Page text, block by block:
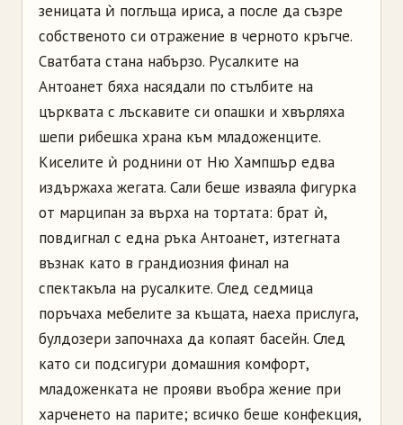
зеницата ѝ поглъща ириса, а после да съзре
собственото си отражение в черното кръгче.
Сватбата стана набързо. Русалките на
Антоанет бяха насядали по стълбите на
църквата с лъскавите си опашки и хвърляха
шепи рибешка храна към младоженците.
Киселите ѝ роднини от Ню Хампшър едва
издържаха жегата. Сали беше изваяла фигурка
от марципан за върха на тортата: брат ѝ,
повдигнал с една ръка Антоанет, изтегната
възнак като в грандиозния финал на
спектакъла на русалките. След седмица
поръчаха мебелите за къщата, наеха прислуга,
булдозери започнаха да копаят басейн. След
като си подсигури домашния комфорт,
младоженката не прояви въобра жение при
харченето на парите; всичко беше конфекция,